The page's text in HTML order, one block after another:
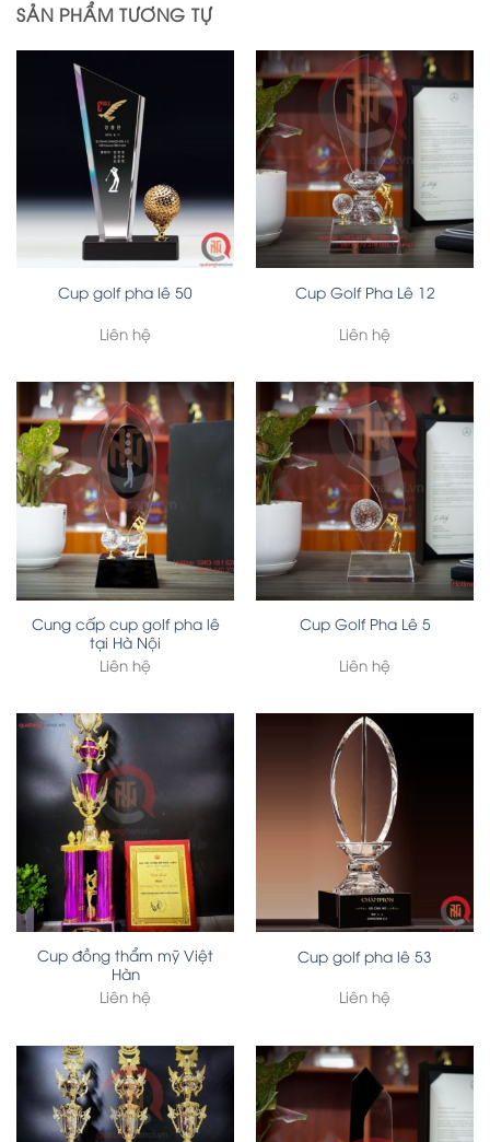
SẢN PHẨM TƯƠNG TỰ
Cup golf pha lê 50
Liên hệ
Cup Golf Pha Lê 12
Liên hệ
Cung cấp cup golf pha lê
tại Hà Nội
Liên hệ
Cup Golf Pha Lê 5
Liên hệ
Cup đồng thẩm mỹ Việt
Hàn
Liên hệ
Cup golf pha lê 53
Liên hệ